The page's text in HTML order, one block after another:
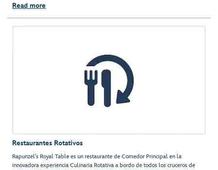
Read more
Restaurantes Rotativos
Rapunzel’s Royal Table es un restaurante de Comedor Principal en la
innovadora experiencia Culinaria Rotativa a bordo de todos los cruceros de